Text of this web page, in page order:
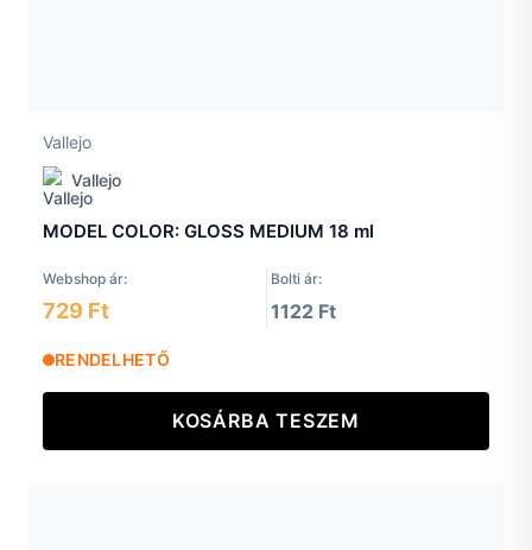
Vallejo
Vallejo
MODEL COLOR: GLOSS MEDIUM 18 ml
Webshop ár: Bolti ár:
729 Ft 1122 Ft
RENDELHETŐ
KOSÁRBA TESZEM